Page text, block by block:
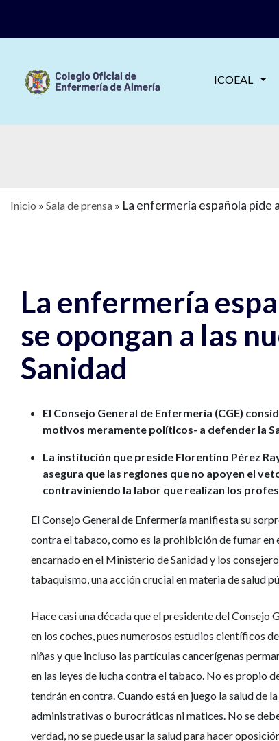
ICOEAL
Inicio » Sala de prensa » La enfermería española pide
La enfermería
se opongan a las
Sanidad
El Consejo General de Enfermería (CGE)
motivos meramente políticos- a defender la
La institución que preside Florentino Pérez
asegura que las regiones que no apoyen el
contraviniendo la labor que realizan los
El Consejo General de Enfermería manifiesta su
contra el tabaco, como es la prohibición de fumar
encarnado en el Ministerio de Sanidad y los
tabaquismo, una acción crucial en materia de salud
Hace casi una década que el presidente del
en los coches, pues numerosos estudios científicos
niñas y que incluso las partículas cancerígenas
en las leyes de lucha contra el tabaco. No es propio
tendrán en contra. Cuando está en juego la salud
administrativas o burocráticas ni matices. No se
verdad, no se puede usar la salud para hacer